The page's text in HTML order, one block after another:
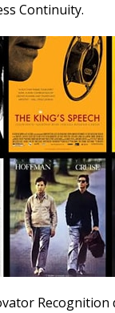
Continuity.